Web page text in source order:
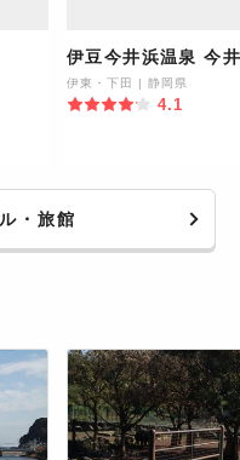
伊豆今井浜温泉 今
伊東・下田 | 静岡県
4.1
・旅館